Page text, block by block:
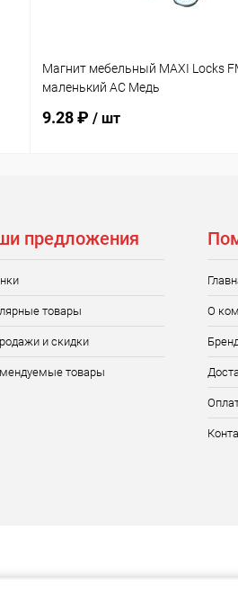
Магнит мебельный MAXI Locks
маленький AC Медь
9.28 ₽ / шт
предложения
товары
и скидки
товары
О